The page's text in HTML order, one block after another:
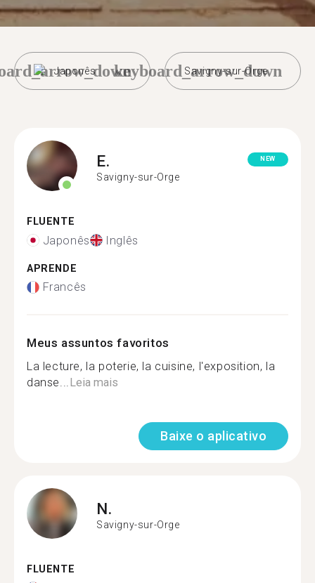
Japonês Savigny-sur-Orge
keyboard_arrow_down
E.
Savigny-sur-Orge
NEW
FLUENTE
Japonês Inglês
APRENDE
Francês
Meus assuntos favoritos
La lecture, la poterie, la cuisine, l'exposition, la
danse...Leia mais
Baixe o aplicativo
N.
Savigny-sur-Orge
FLUENTE